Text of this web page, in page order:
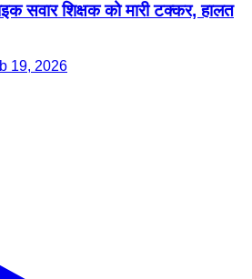
सवार शिक्षक को मारी टक्कर, हालत
19, 2026